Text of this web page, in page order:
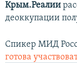
Крым.Реалии
деоккупации
Спикер МИД
готова